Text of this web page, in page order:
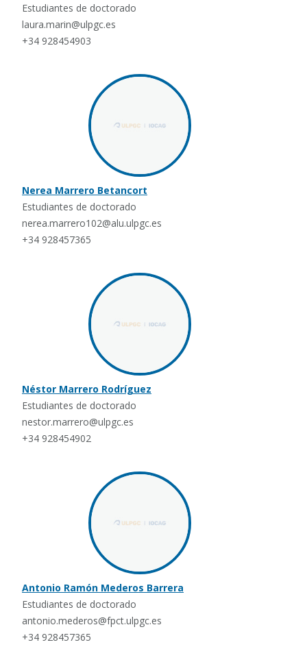
Estudiantes de doctorado
laura.marin@ulpgc.es
+34 928454903
Nerea Marrero Betancort
Estudiantes de doctorado
nerea.marrero102@alu.ulpgc.es
+34 928457365
Néstor Marrero Rodríguez
Estudiantes de doctorado
nestor.marrero@ulpgc.es
+34 928454902
Antonio Ramón Mederos Barrera
Estudiantes de doctorado
antonio.mederos@fpct.ulpgc.es
+34 928457365